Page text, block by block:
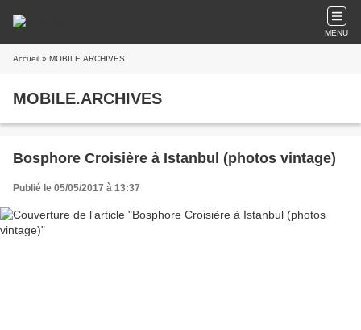
MENU
Accueil » MOBILE.ARCHIVES
MOBILE.ARCHIVES
Bosphore Croisière à Istanbul (photos vintage)
Publié le 05/05/2017 à 13:37